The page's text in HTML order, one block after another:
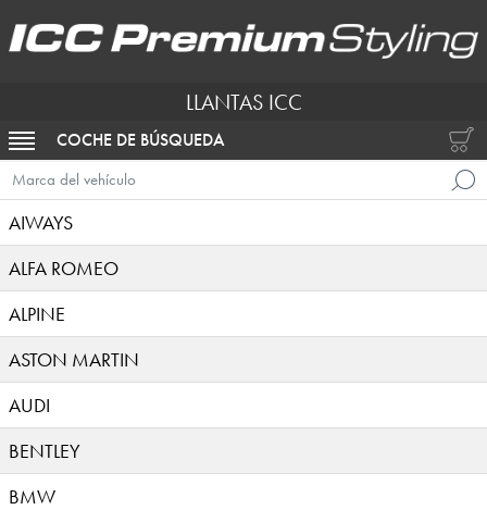
LLANTAS ICC
ACTIVAR NAVEGACIÓN
COCHE DE BÚSQUEDA
Marca del vehículo
AIWAYS
ALFA ROMEO
ALPINE
ASTON MARTIN
AUDI
BENTLEY
BMW